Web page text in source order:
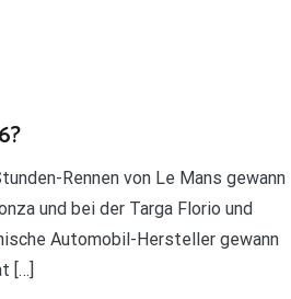
Rennen von Le Mans gewann
und bei der Targa Florio und
Automobil-Hersteller gewann
[…]